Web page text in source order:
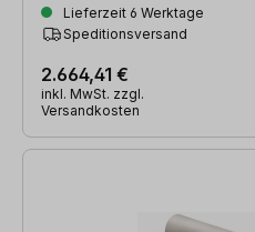
Lieferzeit 6 Werktage
Speditionsversand
2.664,41 €
inkl. MwSt. zzgl.
Versandkosten